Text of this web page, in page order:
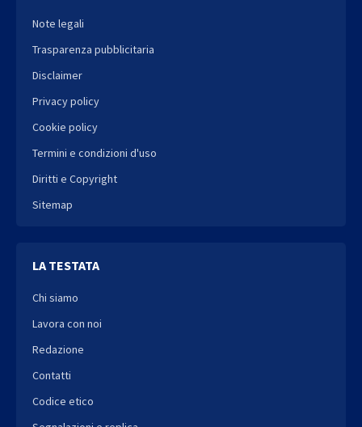
Note legali
Trasparenza pubblicitaria
Disclaimer
Privacy policy
Cookie policy
Termini e condizioni d'uso
Diritti e Copyright
Sitemap
LA TESTATA
Chi siamo
Lavora con noi
Redazione
Contatti
Codice etico